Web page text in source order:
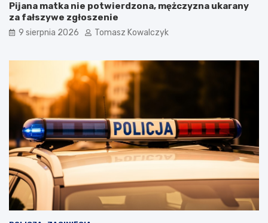
Pijana matka nie potwierdzona, mężczyzna ukarany
za fałszywe zgłoszenie
9 sierpnia 2026 Tomasz Kowalczyk